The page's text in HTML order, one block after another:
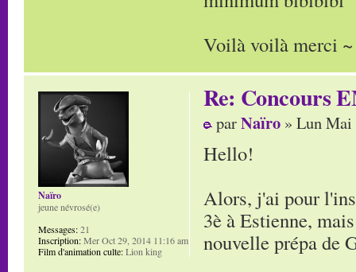
Voilà voilà merci ~
Re: Concours
parNaïro » Lun Mai
Hello!
Alors, j'ai pour
3è à Estienne,
nouvelle prépa de
Naïro
jeune névrosé(e)
Messages:21
Inscription:Mer Oct 29, 2014 11:16 am
Film d'animation culte:Lion king